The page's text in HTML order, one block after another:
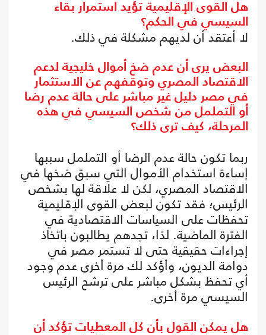
هل القوى الإقليمية تؤيد استمرار بقاء
السيسي في الحكم؟
لا أعتقد أن لديهم مشكلة في ذلك.
البعض يرى أن عدم ضخ أموال خليجية لدعم
الاقتصاد المصري وتوقفهم عن الاستثمار
في مصر دليل غير مباشر على حالة عدم رضا
أو التململ من شخص السيسي في هذه
المرحلة، كيف ترى ذلك؟
ربما تكون حالة عدم الرضا أو التململ سببها
إساءة استخدام الأموال التي سبق ضخها في
الاقتصاد المصري، لكن لا علاقة لها بشخص
الرئيس؛ فقد تكون لبعض القوى الإقليمية
تحفظات على السياسات الاقتصادية في
الفترة الماضية. لذا، تجدهم يطالبون باتخاذ
إجراءات حقيقية حتى لا تستمر مصر في
دوامة الديون، وأؤكد لك مرة أخرى عدم وجود
أي تحفظ بشكل مباشر على ترشح الرئيس
السيسي مرة أخرى.
هل يمكن القول بأن كل المعطيات تؤكد أن